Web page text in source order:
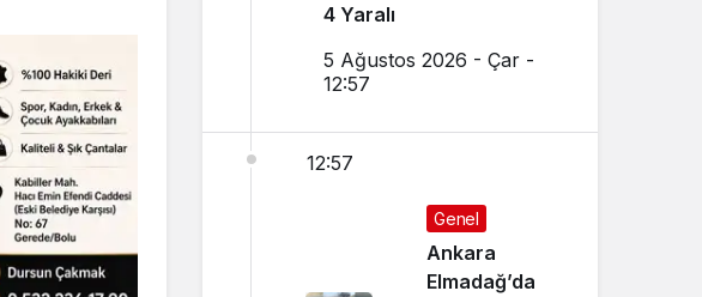
4 Yaralı
5 Ağustos 2026 - Çar -
12:57
12:57
Genel
Ankara
Elmadağ’da